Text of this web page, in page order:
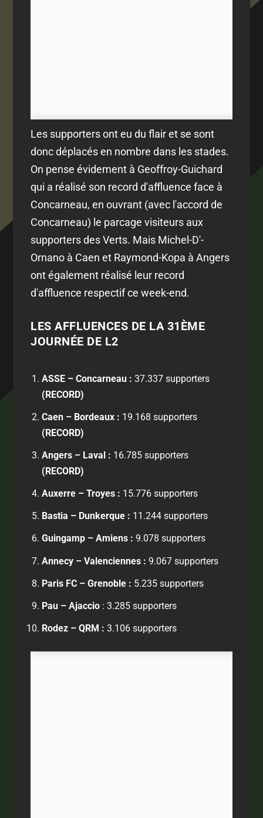
Les supporters ont eu du flair et se sont
donc déplacés en nombre dans les stades.
On pense évidement à Geoffroy-Guichard
qui a réalisé son record d'affluence face à
Concarneau, en ouvrant (avec l'accord de
Concarneau) le parcage visiteurs aux
supporters des Verts. Mais Michel-D'-
Ornano à Caen et Raymond-Kopa à Angers
ont également réalisé leur record
d'affluence respectif ce week-end.
LES AFFLUENCES DE LA 31ÈME
JOURNÉE DE L2
ASSE – Concarneau : 37.337 supporters
(RECORD)
Caen – Bordeaux : 19.168 supporters
(RECORD)
Angers – Laval : 16.785 supporters
(RECORD)
Auxerre – Troyes : 15.776 supporters
Bastia – Dunkerque : 11.244 supporters
Guingamp – Amiens : 9.078 supporters
Annecy – Valenciennes : 9.067 supporters
Paris FC – Grenoble : 5.235 supporters
Pau – Ajaccio: 3.285 supporters
Rodez – QRM : 3.106 supporters